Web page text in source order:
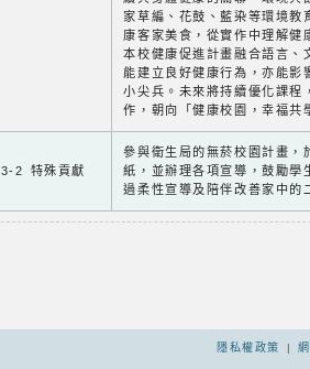
家草編、花鼓、藍染等環境教
康客家美食，從實作中理解
本校健康促進計畫融合語言、
能建立良好健康行為，亦能影
小尖兵。未來將持續優化課程
作，朝向「健康校園，幸福共
3-2 特殊貢獻
參與衛生局的無菸校園計畫，
紙，並辦理各項宣導，鼓勵學
過柔性宣導及陪伴改善家中的
隱私權政策 |